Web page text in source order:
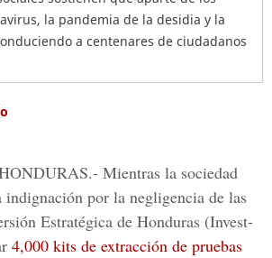
la pandemia de la desidia y la
a centenares de ciudadanos
Mientras la sociedad
indignación por la negligencia de las
Estratégica de Honduras (Invest-
4,000 kits de extracción de pruebas